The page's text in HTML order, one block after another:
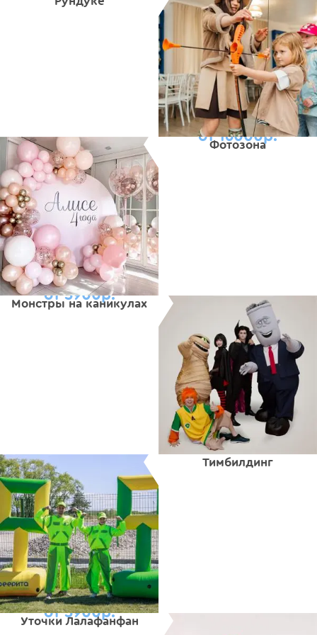
Фотозона
от 16000р.
Монстры на каникулах
от 5900р.
Тимбилдинг
Уточки Лалафанфан
от 5900р.